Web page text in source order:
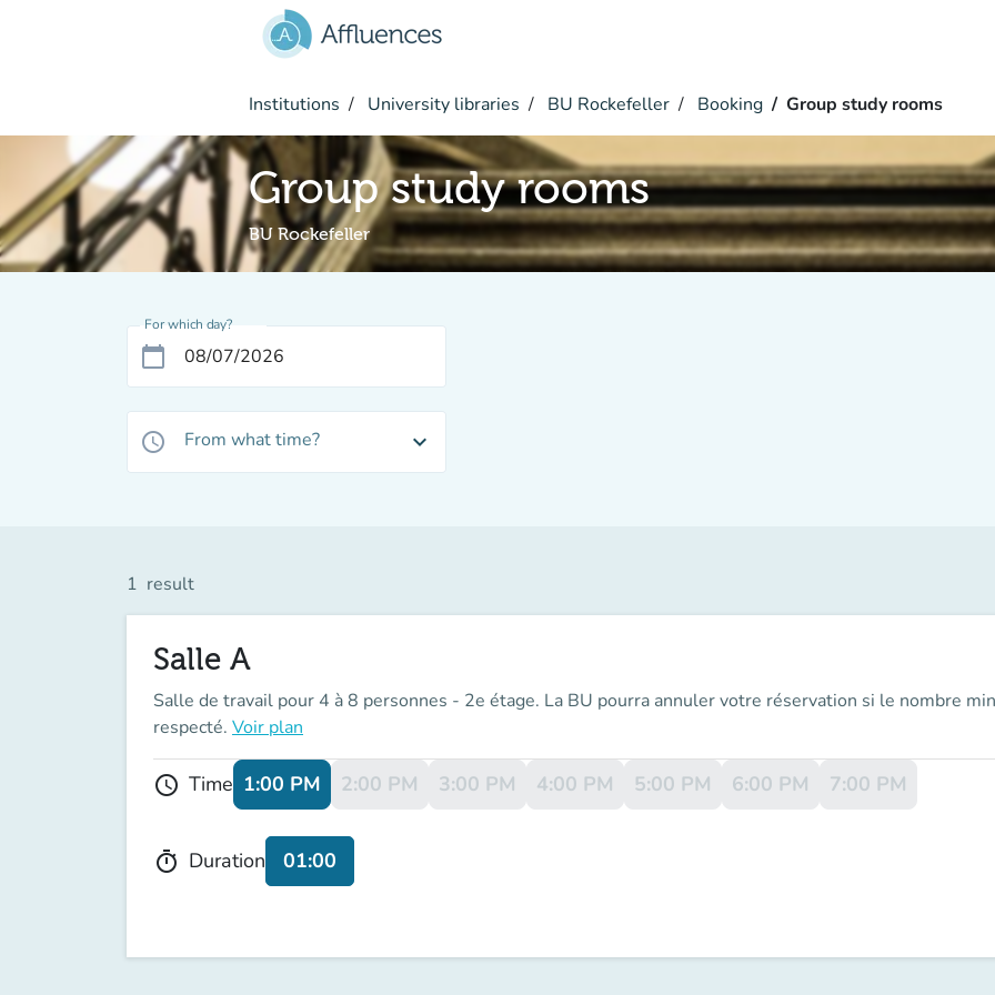
Institutions University libraries BU Rockefeller Booking Group study rooms
Group study rooms
BU Rockefeller
For which day?
calendar_today
access_time From what time? expand_more
1 result
Salle A
Salle de travail pour 4 à 8 personnes - 2e étage. La BU pourra annuler votre réservation si le nombre
respecté. Voir plan
schedule Time 1:00 PM 2:00 PM 3:00 PM 4:00 PM 5:00 PM 6:00 PM 7:00 PM
timer Duration 01:00